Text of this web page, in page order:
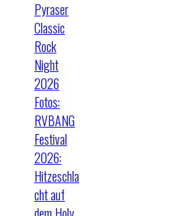
Pyraser
Classic
Rock
Night
2026
Fotos:
RVBANG
Festival
2026:
Hitzeschla
cht auf